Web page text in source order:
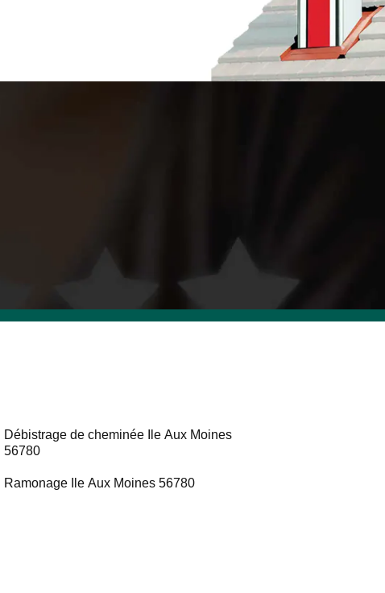
Débistrage de cheminée Ile Aux Moines
56780
Ramonage Ile Aux Moines 56780